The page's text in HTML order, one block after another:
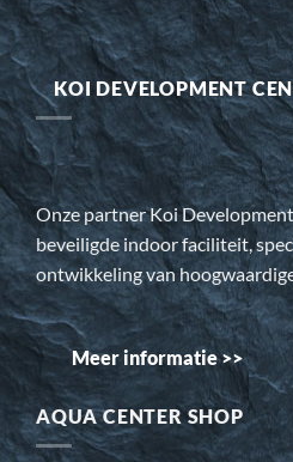
KOI DEVELOPMENT
Onze partner Koi
beveiligde indoor faciliteit,
ontwikkeling van
Meer informatie >>
AQUA CENTER SHOP